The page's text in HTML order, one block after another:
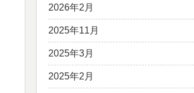
2026年2月
2025年11月
2025年3月
2025年2月